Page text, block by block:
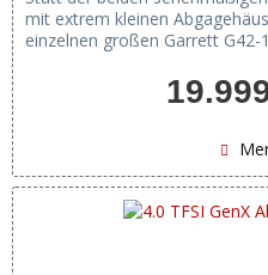
mit extrem kleinen
einzelnen großen Garrett G42-